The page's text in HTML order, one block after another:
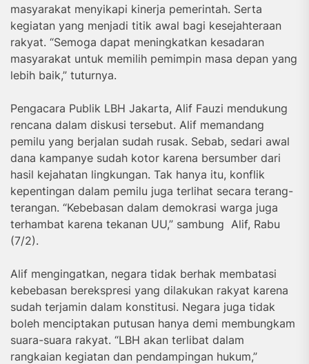
masyarakat menyikapi kinerja pemerintah. Serta
kegiatan yang menjadi titik awal bagi kesejahteraan
rakyat. “Semoga dapat meningkatkan kesadaran
masyarakat untuk memilih pemimpin masa depan yang
lebih baik,” tuturnya.
Pengacara Publik LBH Jakarta, Alif Fauzi mendukung
rencana dalam diskusi tersebut. Alif memandang
pemilu yang berjalan sudah rusak. Sebab, sedari awal
dana kampanye sudah kotor karena bersumber dari
hasil kejahatan lingkungan. Tak hanya itu, konflik
kepentingan dalam pemilu juga terlihat secara terang-
terangan. “Kebebasan dalam demokrasi warga juga
terhambat karena tekanan UU,” sambung Alif, Rabu
(7/2).
Alif mengingatkan, negara tidak berhak membatasi
kebebasan berekspresi yang dilakukan rakyat karena
sudah terjamin dalam konstitusi. Negara juga tidak
boleh menciptakan putusan hanya demi membungkam
suara-suara rakyat. “LBH akan terlibat dalam
rangkaian kegiatan dan pendampingan hukum,”